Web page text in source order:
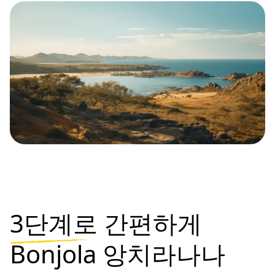
3단계로 간편하게
Bonjola 앙치라나나